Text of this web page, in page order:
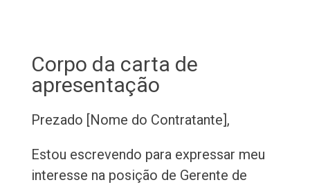
Corpo da carta de
apresentação
Prezado [Nome do Contratante],
Estou escrevendo para expressar meu
interesse na posição de Gerente de